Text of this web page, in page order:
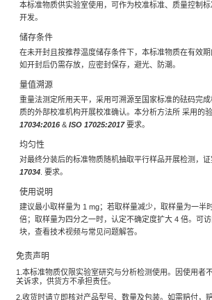
本标准物质供实验室使用，可作为校准标准、质量控制
开发。
储存条件
在未开封且按推荐温度储存条件下，本标准物质在有效期
如开封后仍需存放，应密封保存，避光、防潮。
量值溯源
重量法测定所用天平，采用可溯源至国家标准的砝码完
质的外部校准机构开展校准确认。本分析方法所 采用的
17034:2016 & ISO 17025:2017要求。
均匀性
对最终分装后的标准物质随机抽取平行样品开展检测，
17034 . 要求。
使用说明
建议最小取样量为 1 mg；若取样量减少，取样量为一半
倍；取样量为四分之一时，认定不确定度扩大 4 倍。可
块，查看技术视频与常见问题解答。
免责声明
1.本标准物质仅限实验室研究与分析检测使用。因使用者
关诉求，供货方不承担责任。
2.收货时请立即核对产品型号、数量及包装。如需赔付，